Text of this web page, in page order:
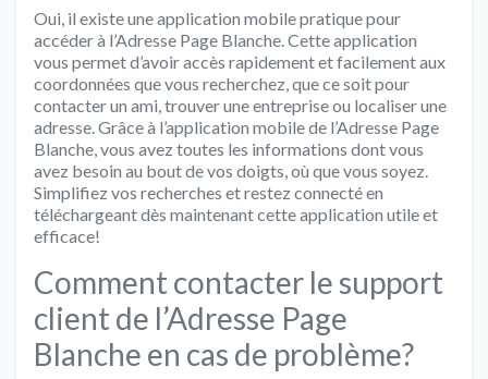
Oui, il existe une application mobile pratique pour
accéder à l’Adresse Page Blanche. Cette application
vous permet d’avoir accès rapidement et facilement aux
coordonnées que vous recherchez, que ce soit pour
contacter un ami, trouver une entreprise ou localiser une
adresse. Grâce à l’application mobile de l’Adresse Page
Blanche, vous avez toutes les informations dont vous
avez besoin au bout de vos doigts, où que vous soyez.
Simplifiez vos recherches et restez connecté en
téléchargeant dès maintenant cette application utile et
efficace!
Comment contacter le support
client de l’Adresse Page
Blanche en cas de problème?